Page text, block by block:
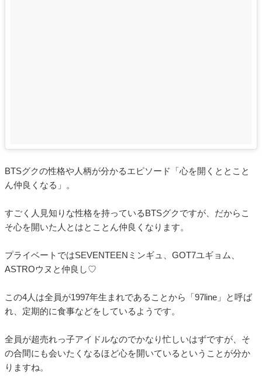
BTSグクの性格や人柄が分かるエピソード「心を開くととこと
ん仲良くなる」。
すごく人見知りな性格を持っているBTSグクですが、だからこ
そ心を開いた人とはとことん仲良くなります。
プライベートではSEVENTEENミンギュ、GOT7ユギョム、
ASTROウヌと仲良し♡
この4人は全員が1997年生まれであることから「97line」と呼ば
れ、定期的に食事などをしているようです。
全員が超売れっ子アイドルなのでかなり忙しいはずですが、そ
の合間にも会いたくなるほど心を開いているということが分か
りますね。